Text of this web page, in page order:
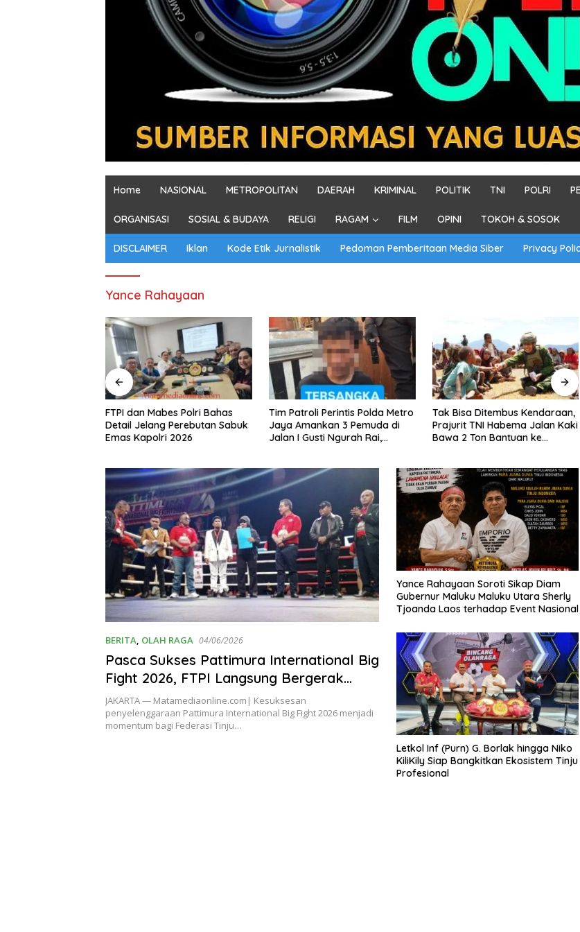
Home NASIONAL METROPOLITAN DAERAH KRIMINAL POLITIK TNI POLRI
ORGANISASI SOSIAL & BUDAYA RELIGI RAGAM FILM OPINI TOKOH & SOSOK
DISCLAIMER Iklan Kode Etik Jurnalistik Pedoman Pemberitaan Media Siber Privacy
Yance Rahayaan
dan Mabes Polri Bahas
Jelang Perebutan Sabuk
Tim Patroli Perintis Polda Metro
Jaya Amankan 3 Pemuda di
Jalan I Gusti Ngurah Rai,
Tak Bisa Ditembus Kendaraan,
Prajurit TNI Habema Jalan Kaki
Bawa 2 Ton Bantuan ke
Kapolsek Tambora
Patroli Dini Hari, 3
Surat Diamankan
BERITA, OLAH RAGA 04/06/2026
Pasca Sukses Pattimura International Big
Fight 2026, FTPI Langsung Bergerak
Bentuk Baileo Tinju di Indonesia Timur
JAKARTA — Matamediaonline.com| Kesuksesan
penyelenggaraan Pattimura International Big Fight 2026 menjadi
momentum bagi Federasi Tinju…
Yance Rahayaan Soroti Sikap Diam
Gubernur Maluku Maluku Utara Sherly
Tjoanda Laos terhadap Event Nasional
Letkol Inf (Purn) G. Borlak hingga Niko
KiliKily Siap Bangkitkan Ekosistem Tinju
Profesional